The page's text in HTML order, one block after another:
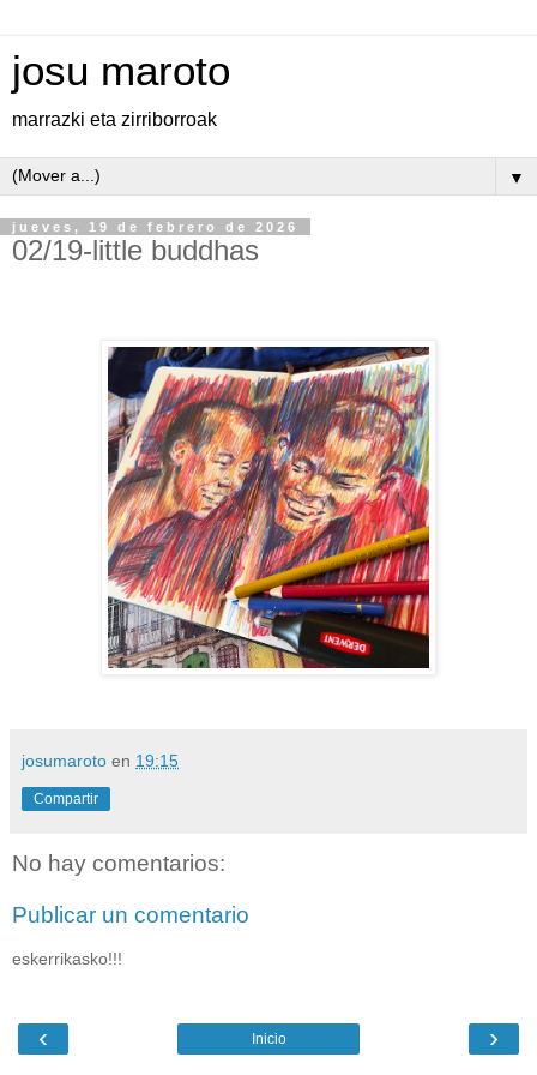
josu maroto
marrazki eta zirriborroak
▼
jueves, 19 de febrero de 2026
02/19-little buddhas
josumaroto en 19:15
Compartir
No hay comentarios:
Publicar un comentario
eskerrikasko!!!
‹ ›
Inicio